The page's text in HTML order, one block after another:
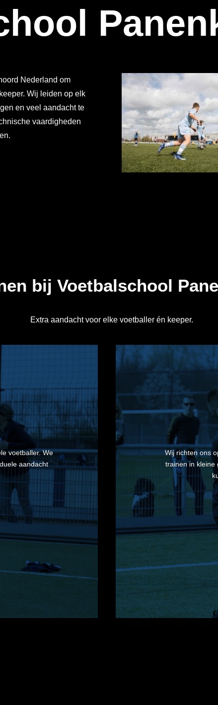
Nederland om
Wij leiden op elk
en veel aandacht te
vaardigheden
bij Voetbalschool
Extra aandacht voor elke voetballer én keeper.
voetballer. We
aandacht
Wij richten ons
trainen in kleine